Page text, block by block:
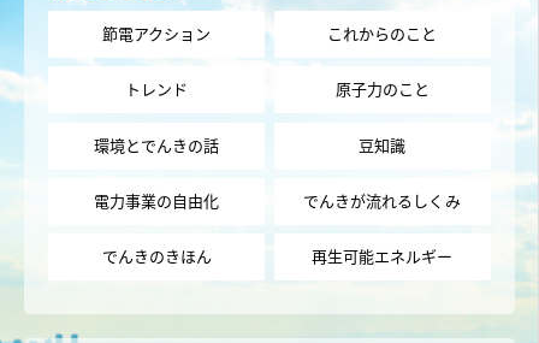
節電アクション これからのこと
トレンド 原子力のこと
環境とでんきの話 豆知識
電力事業の自由化 でんきが流れるしくみ
でんきのきほん 再生可能エネルギー